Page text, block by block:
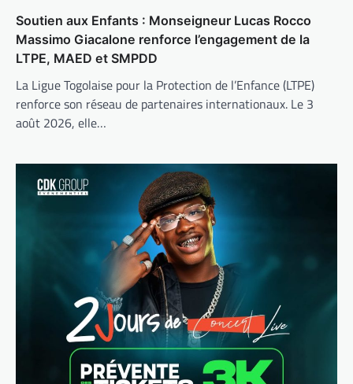
Soutien aux Enfants : Monseigneur Lucas Rocco
Massimo Giacalone renforce l’engagement de la
LTPE, MAED et SMPDD
La Ligue Togolaise pour la Protection de l’Enfance (LTPE)
renforce son réseau de partenaires internationaux. Le 3
août 2026, elle…